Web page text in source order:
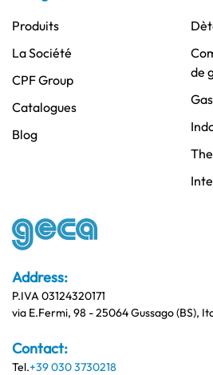
Address:
P.IVA 03124320171
via E.Fermi, 98 - 25064 Gussago (BS),
Contact:
Tel.+39 030 3730218
Produits
La Société
CPF Group
Catalogues
Blog
de